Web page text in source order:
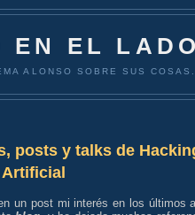
EN EL
ALONSO SOBRE SUS COSAS.
posts y talks de
un post mi interés en los últimos